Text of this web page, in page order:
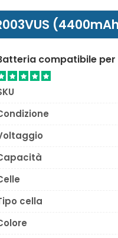
compatibile per
cella